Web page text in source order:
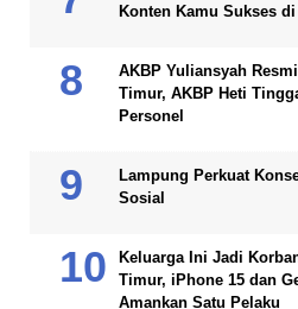
Konten Kamu Sukses di
AKBP Yuliansyah
Timur, AKBP Heti
Personel
Lampung Perkuat
Sosial
Keluarga Ini Jadi
Timur, iPhone 15 dan
Amankan Satu Pelaku